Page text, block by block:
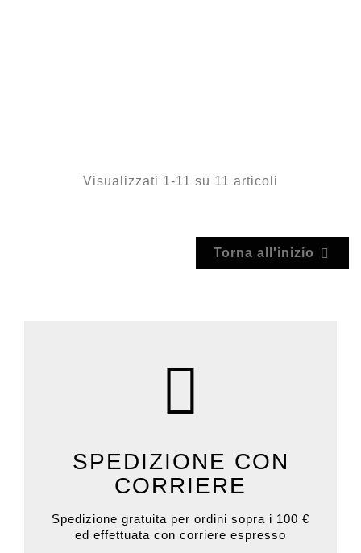
Visualizzati 1-11 su 11 articoli
Torna all'inizio 
SPEDIZIONE CON
CORRIERE
Spedizione gratuita per ordini sopra i 100 €
ed effettuata con corriere espresso